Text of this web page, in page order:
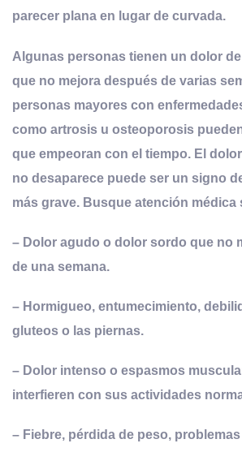
parecer plana en lugar de curvada.
Algunas personas tienen un dolor
que no mejora después de varias
personas mayores con
como artrosis u osteoporosis
que empeoran con el tiempo. El
no desaparece puede ser un signo
más grave. Busque atención médica
– Dolor agudo o dolor sordo que no
de una semana.
– Hormigueo, entumecimiento,
gluteos o las piernas.
– Dolor intenso o espasmos
interfieren con sus actividades
– Fiebre, pérdida de peso,